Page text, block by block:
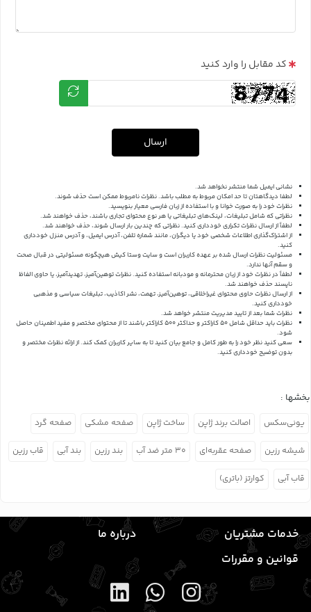
کد مقابل را وارد کنید
ارسال
نشانی ایمیل شما منتشر نخواهد شد.
لطفا دیدگاهتان تا حد امکان مربوط به مطلب باشد. نظرات نامربوط ممکن است حذف شوند.
نظرات خود را به صورت خوانا و با استفاده از زبان فارسی معیار بنویسید.
نظراتی که شامل تبلیغات، لینک‌های تبلیغاتی یا هر نوع محتوای تجاری باشند، حذف خواهند شد.
لطفاً از ارسال نظرات تکراری خودداری کنید. نظراتی که چندین بار ارسال شوند، حذف خواهند شد.
از اشتراک‌گذاری اطلاعات شخصی خود یا دیگران، مانند شماره تلفن، آدرس ایمیل، و آدرس منزل خودداری
کنید.
مسئولیت نظرات ارسال شده بر عهده کاربران است و سایت وستا کیش هیچگونه مسئولیتی در قبال صحت
و سقم آنها ندارد.
لطفاً در نظرات خود از زبان محترمانه و مودبانه استفاده کنید. نظرات توهین‌آمیز، تهدیدآمیز، یا حاوی الفاظ
ناپسند حذف خواهند شد.
از ارسال نظرات حاوی محتوای غیراخلاقی، توهین‌آمیز، تهمت، نشر اکاذیب، تبلیغات سیاسی و مذهبی
خودداری کنید.
نظرات شما بعد از تایید مدیریت منتشر خواهد شد.
نظرات باید حداقل شامل 50 کاراکتر و حداکثر 500 کاراکتر باشند تا از محتوای مختصر و مفید اطمینان حاصل
شود.
سعی کنید نظر خود را به طور کامل و جامع بیان کنید تا به سایر کاربران کمک کند.از ارائه نظرات مختصر و
بدون توضیح خودداری کنید.
بخشها :
یونی‌سکس اصالت برند ژاپن ساخت ژاپن صفحه مشکی صفحه گرد
شیشه رزین صفحه عقربه‌ای ۳۰ متر ضد آب بند رزین بند آبی قاب رزین
قاب آبی کوارتز (باتری)
خدمات مشتریان
درباره ما
قوانین و مقررات